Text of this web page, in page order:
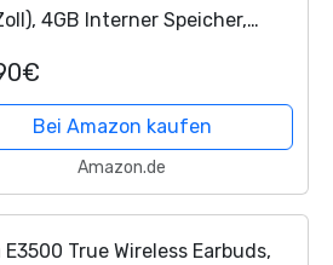
4GB Interner Speicher,
Bei Amazon kaufen
Amazon.de
E3500 True Wireless Earbuds,